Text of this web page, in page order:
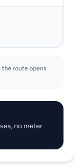
the route opens
no meter